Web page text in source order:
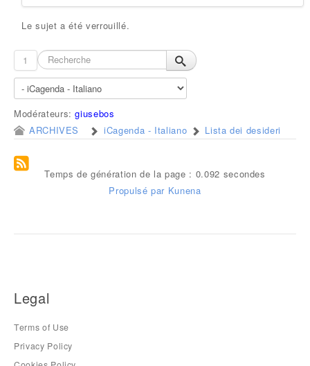
Le sujet a été verrouillé.
1
Modérateurs:giusebos
ARCHIVES
iCagenda - Italiano Lista dei desideri
Temps de génération de la page : 0.092 secondes
Propulsé par Kunena
Legal
Terms of Use
Privacy Policy